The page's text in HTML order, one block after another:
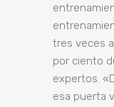
tres veces
por ciento
expertos.
esa puerta